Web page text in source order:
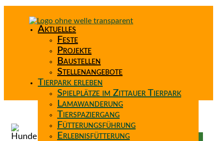
Aktuelles
Feste
Projekte
Baustellen
Stellenangebote
Tierpark erleben
Spielplätze im Zittauer Tierpark
Lamawanderung
Tierspaziergang
Fütterungsführung
Erlebnisfütterung